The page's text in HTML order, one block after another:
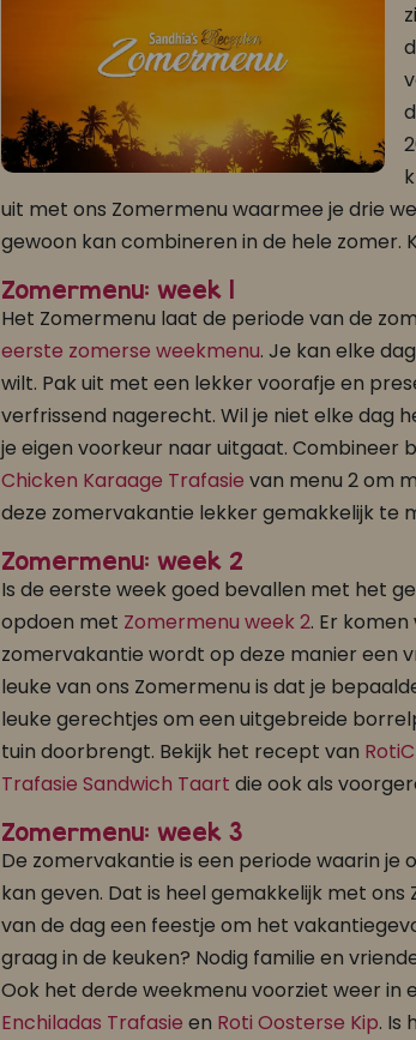
uit met ons Zomermenu waarmee je drie
gewoon kan combineren in de hele zomer.
Zomermenu: week 1
Het Zomermenu laat de periode van de
eerste zomerse weekmenu. Je kan elke
wilt. Pak uit met een lekker voorafje en
verfrissend nagerecht. Wil je niet elke dag
je eigen voorkeur naar uitgaat. Combineer
Chicken Karaage Trafasie van menu 2 om
deze zomervakantie lekker gemakkelijk
Zomermenu: week 2
Is de eerste week goed bevallen met het
opdoen met Zomermenu week 2. Er
zomervakantie wordt op deze manier een
leuke van ons Zomermenu is dat je
leuke gerechtjes om een uitgebreide
tuin doorbrengt. Bekijk het recept van
Trafasie Sandwich Taart die ook als
Zomermenu: week 3
De zomervakantie is een periode waarin je
kan geven. Dat is heel gemakkelijk met
van de dag een feestje om het
graag in de keuken? Nodig familie en
Ook het derde weekmenu voorziet weer in
Enchiladas Trafasie en Roti Oosterse Kip. Is